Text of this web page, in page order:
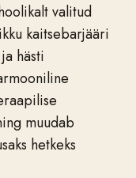
valitud
kaitsebarjääri
hästi
muudab
hetkeks